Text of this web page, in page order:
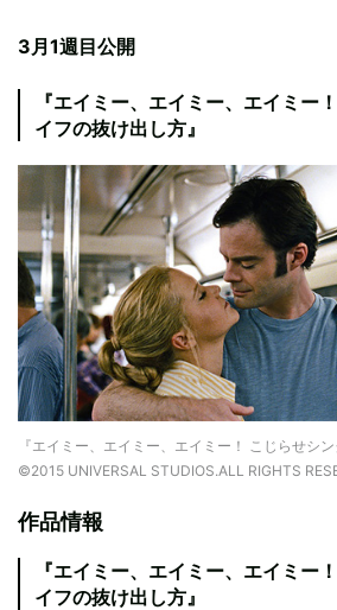
3月1週目公開
『エイミー、エイミー、エイミー
イフの抜け出し方』
『エイミー、エイミー、エイミー！ こじらせシ
©2015 UNIVERSAL STUDIOS.ALL RIGHTS
作品情報
『エイミー、エイミー、エイミー
イフの抜け出し方』